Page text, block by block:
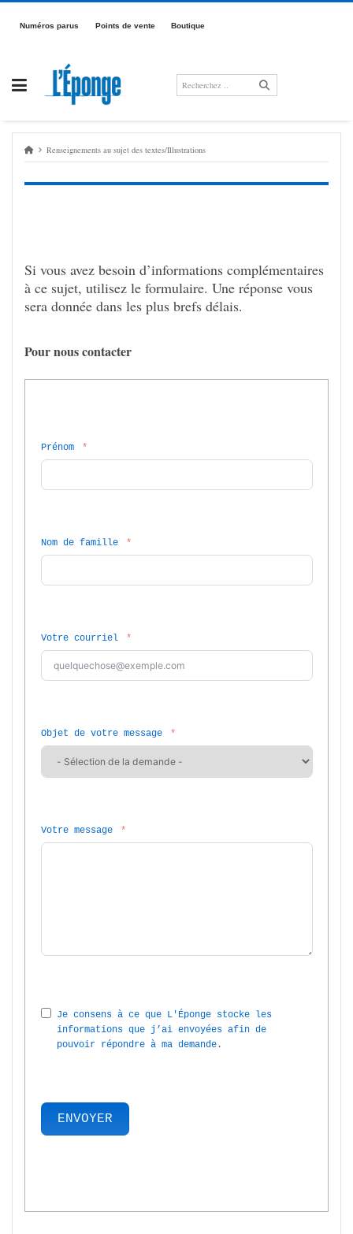
Passer
contenuNumé­­­ros parus Points de vente Boutique
Rensei­­gne­­ments au sujet des textes/Illus­tra­tions
Si vous avez besoin d’in­for­ma­tions complé­men­taires
à ce sujet, utili­sez le formu­laire. Une réponse vous
sera donnée dans les plus brefs délais.
Pour nous contac­ter
Prénom
Nom de famille
Votre courriel
Objet de votre message
Votre message
Je consens à ce que L'Éponge stocke les
informations que j’ai envoyées afin de
pouvoir répondre à ma demande.
ENVOYER